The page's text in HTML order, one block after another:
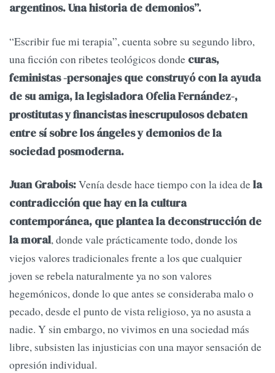
argentinos. Una historia de demonios”.
“Escribir fue mi terapia”, cuenta sobre su segundo libro,
una ficción con ribetes teológicos donde curas,
feministas -personajes que construyó con la ayuda
de su amiga, la legisladora Ofelia Fernández-,
prostitutas y financistas inescrupulosos debaten
entre sí sobre los ángeles y demonios de la
sociedad posmoderna.
Juan Grabois:Venía desde hace tiempo con la idea dela
contradicción que hay en la cultura
contemporánea, que plantea la deconstrucción de
la moral, donde vale prácticamente todo, donde los
viejos valores tradicionales frente a los que cualquier
joven se rebela naturalmente ya no son valores
hegemónicos, donde lo que antes se consideraba malo o
pecado, desde el punto de vista religioso, ya no asusta a
nadie. Y sin embargo, no vivimos en una sociedad más
libre, subsisten las injusticias con una mayor sensación de
opresión individual.